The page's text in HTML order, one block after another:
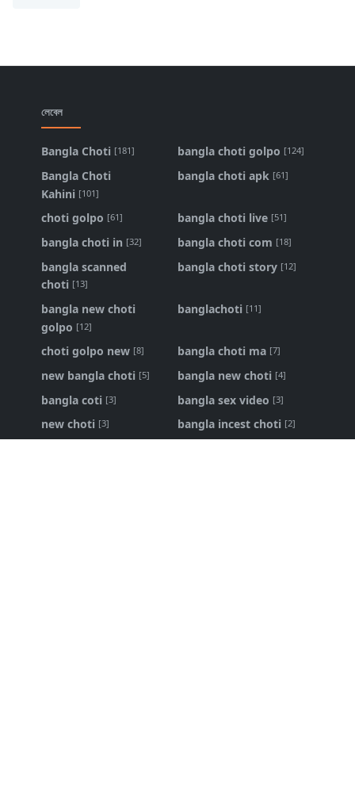
লেবেল
Bangla Choti [181] bangla choti golpo [124]
Bangla Choti
Kahini [101]
bangla choti apk [61]
choti golpo [61] bangla choti live [51]
bangla choti in [32] bangla choti com [18]
bangla scanned
choti [13]
bangla choti story [12]
bangla new choti
golpo [12]
banglachoti [11]
choti golpo new [8] bangla choti ma [7]
new bangla choti [5] bangla new choti [4]
bangla coti [3] bangla sex video [3]
new choti [3] bangla incest choti [2]